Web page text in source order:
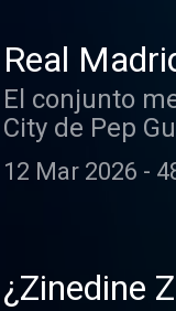
Real
El conjunto
City de Pep
12 Mar 2026 -
¿Zinedine